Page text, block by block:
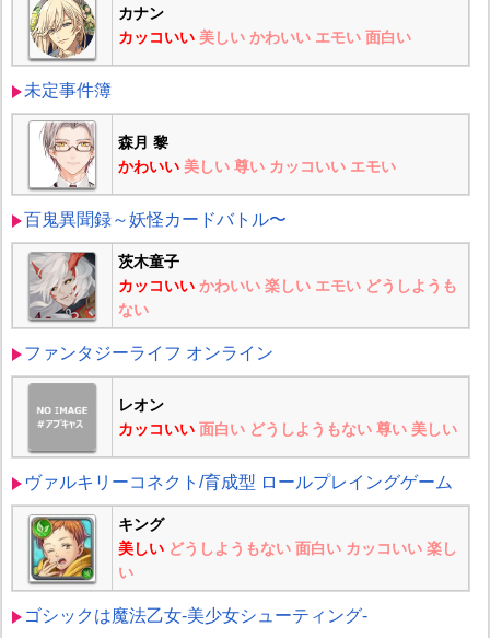
カナン
カッコいい 美しい かわいい エモい 面白い
未定事件簿
森月 黎
かわいい 美しい 尊い カッコいい エモい
百鬼異聞録～妖怪カードバトル〜
茨木童子
カッコいい かわいい 楽しい エモい どうしようも
ない
ファンタジーライフ オンライン
レオン
カッコいい 面白い どうしようもない 尊い 美しい
ヴァルキリーコネクト/育成型 ロールプレイングゲーム
キング
美しい どうしようもない 面白い カッコいい 楽し
い
ゴシックは魔法乙女-美少女シューティング-